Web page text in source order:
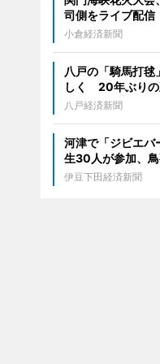
司側をライブ配信
小倉経済新聞
八戸の「騎馬打毬
しく 20年ぶりの
八戸経済新聞
河津で「ジビエ
生30人が参加、
伊豆下田経済新聞